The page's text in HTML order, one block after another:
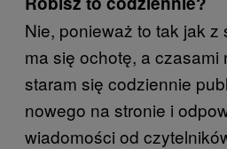
Nie, ponieważ to tak jak z
ma się ochotę, a czasami
staram się codziennie
nowego na stronie i
wiadomości od